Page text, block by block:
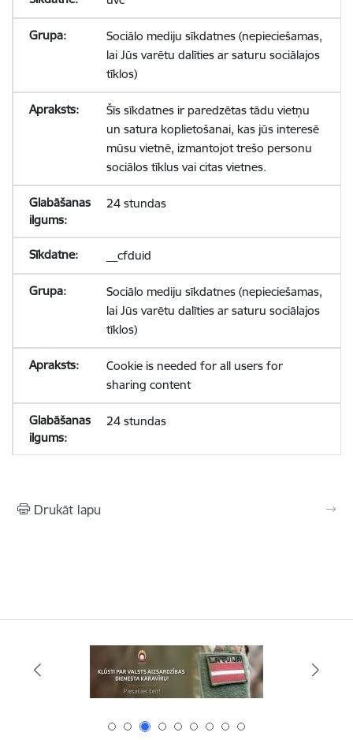
Sociālo mediju sīkdatnes (nepieciešamas,
lai Jūs varētu dalīties ar saturu sociālajos
tīklos)
Šīs sīkdatnes ir paredzētas tādu vietņu
un satura koplietošanai, kas jūs interesē
mūsu vietnē, izmantojot trešo personu
sociālos tīklus vai citas vietnes.
24 stundas
__cfduid
Sociālo mediju sīkdatnes (nepieciešamas,
lai Jūs varētu dalīties ar saturu sociālajos
tīklos)
Cookie is needed for all users for
sharing content
24 stundas
Drukāt lapu